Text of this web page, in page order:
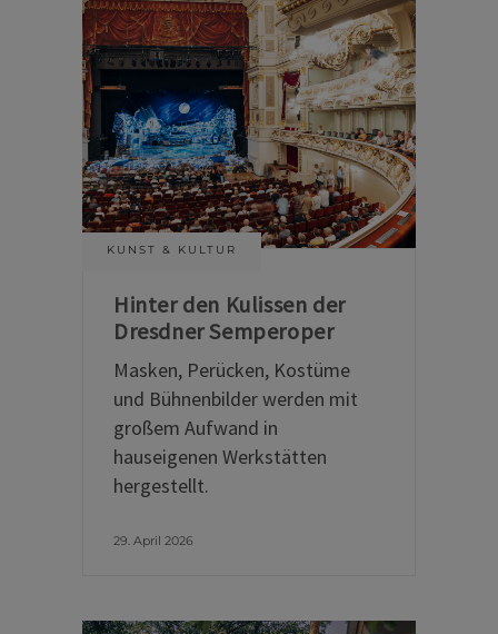
KUNST & KULTUR
Hinter den Kulissen der
Dresdner Semperoper
Masken, Perücken, Kostüme
und Bühnenbilder werden mit
großem Aufwand in
hauseigenen Werkstätten
hergestellt.
29. April 2026